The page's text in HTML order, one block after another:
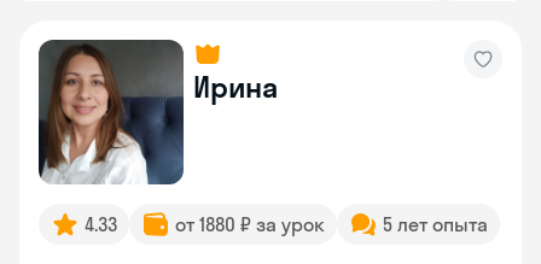
Ирина
4.33 от 1880 ₽ за урок 5 лет опыта